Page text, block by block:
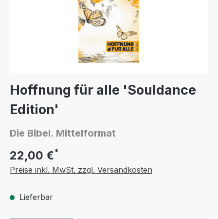
Hoffnung für alle 'Souldance
Edition'
Die Bibel. Mittelformat
22,00 €*
Preise inkl. MwSt. zzgl. Versandkosten
Lieferbar